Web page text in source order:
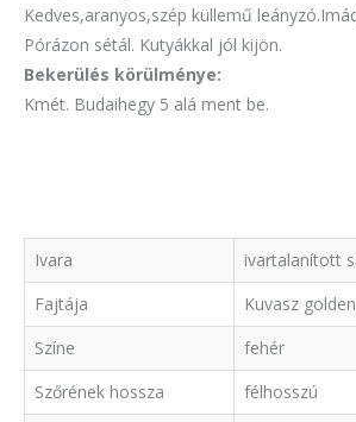
Kedves,aranyos,szép küllemű
Pórázon sétál. Kutyákkal jól kijön.
Bekerülés körülménye:
Kmét. Budaihegy 5 alá ment be.
Ivara
ivartalanított
Fajtája
Kuvasz
Színe
fehér
Szőrének hossza
félhosszú